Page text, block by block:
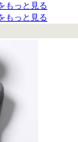
もっと見る
もっと見る